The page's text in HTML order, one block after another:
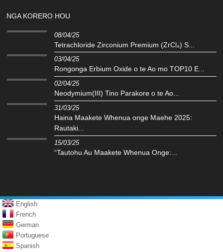
NGA KORERO HOU
08/04/25
Tetrachloride Zirconium Premium (ZrCl₄) S...
03/04/25
Rongonga Erbium Oxide o te Ao mo TOP10 E...
02/04/25
‌Neodymium(III) Tino Parakore o te Ao...
31/03/25
Haina Maakete Whenua onge Maehe 2025:
Rautaki...
15/03/25
“Tautohu Au Maakete Whenua Onge:...
English
French
German
Portuguese
Spanish